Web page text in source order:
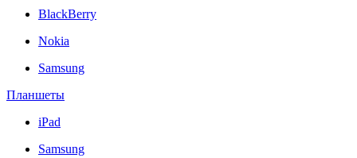
BlackBerry
Nokia
Samsung
Планшеты
iPad
Samsung